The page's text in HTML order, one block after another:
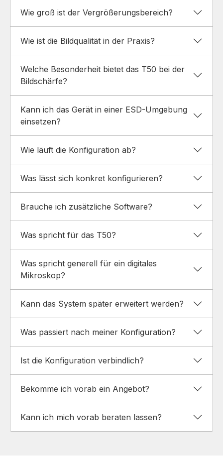
Wie groß ist der Vergrößerungsbereich?
Wie ist die Bildqualität in der Praxis?
Welche Besonderheit bietet das T50 bei der
Bildschärfe?
Kann ich das Gerät in einer ESD-Umgebung
einsetzen?
Wie läuft die Konfiguration ab?
Was lässt sich konkret konfigurieren?
Brauche ich zusätzliche Software?
Was spricht für das T50?
Was spricht generell für ein digitales
Mikroskop?
Kann das System später erweitert werden?
Was passiert nach meiner Konfiguration?
Ist die Konfiguration verbindlich?
Bekomme ich vorab ein Angebot?
Kann ich mich vorab beraten lassen?